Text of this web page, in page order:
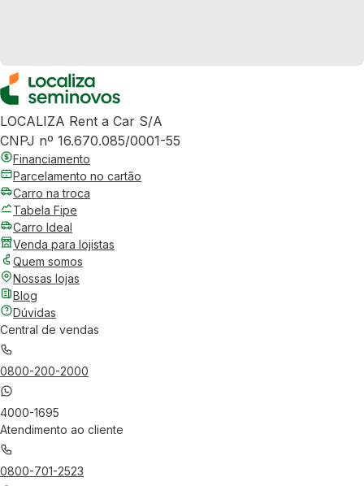
LOCALIZA Rent a Car S/A
CNPJ nº 16.670.085/0001-55
Financiamento
Parcelamento no cartão
Carro na troca
Tabela Fipe
Carro Ideal
Venda para lojistas
Quem somos
Nossas lojas
Blog
Dúvidas
Central de vendas
0800-200-2000
4000-1695
Atendimento ao cliente
0800-701-2523